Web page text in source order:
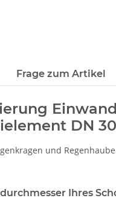
Frage zum Artikel
DN
und
Ihres